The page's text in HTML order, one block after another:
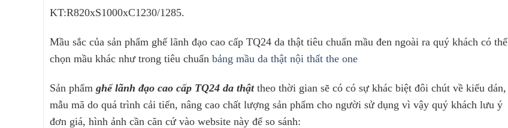
KT:R820xS1000xC1230/1285.
Mầu sắc của sản phẩm ghế lãnh đạo cao cấp TQ24 da thật tiêu chuẩn mầu đen ngoài ra quý khách có thể
chọn mầu khác như trong tiêu chuẩn bảng mầu da thật nội thất the one
Sản phẩm ghế lãnh đạo cao cấp TQ24 da thật theo thời gian sẽ có có sự khác biệt đôi chút về kiểu dán,
mẫu mã do quá trình cải tiến, nâng cao chất lượng sản phẩm cho người sử dụng vì vậy quý khách lưu ý
đơn giá, hình ảnh cần căn cứ vào website này để so sánh: